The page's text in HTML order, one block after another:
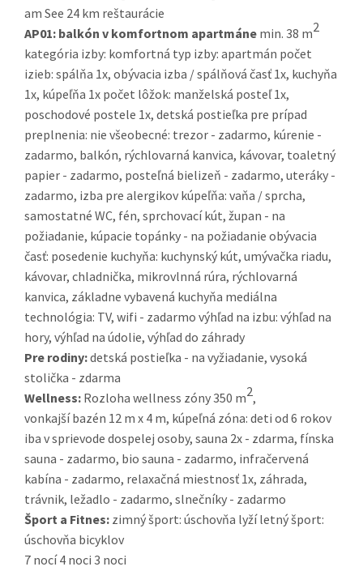
am See 24 km reštaurácie
AP01: balkón v komfortnom apartmáne min. 38 m2
kategória izby: komfortná typ izby: apartmán počet
izieb: spálňa 1x, obývacia izba / spálňová časť 1x, kuchyňa
1x, kúpeľňa 1x počet lôžok: manželská posteľ 1x,
poschodové postele 1x, detská postieľka pre prípad
preplnenia: nie všeobecné: trezor - zadarmo, kúrenie -
zadarmo, balkón, rýchlovarná kanvica, kávovar, toaletný
papier - zadarmo, posteľná bielizeň - zadarmo, uteráky -
zadarmo, izba pre alergikov kúpeľňa: vaňa / sprcha,
samostatné WC, fén, sprchovací kút, župan - na
požiadanie, kúpacie topánky - na požiadanie obývacia
časť: posedenie kuchyňa: kuchynský kút, umývačka riadu,
kávovar, chladnička, mikrovlnná rúra, rýchlovarná
kanvica, základne vybavená kuchyňa mediálna
technológia: TV, wifi - zadarmo výhľad na izbu: výhľad na
hory, výhľad na údolie, výhľad do záhrady
Pre rodiny:detská postieľka - na vyžiadanie, vysoká
stolička - zdarma
Wellness: Rozloha wellness zóny 350 m2,
vonkajší bazén 12 m x 4 m, kúpeľná zóna: deti od 6 rokov
iba v sprievode dospelej osoby, sauna 2x - zdarma, fínska
sauna - zadarmo, bio sauna - zadarmo, infračervená
kabína - zadarmo, relaxačná miestnosť 1x, záhrada,
trávnik, ležadlo - zadarmo, slnečníky - zadarmo
Šport a Fitnes: zimný šport: úschovňa lyží letný šport:
úschovňa bicyklov
7 nocí4 noci 3 noci